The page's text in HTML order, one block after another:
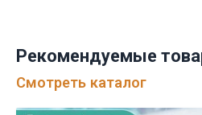
Рекомендуемые
Смотреть каталог